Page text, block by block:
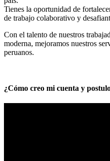
Tienes la oportunidad de
de trabajo colaborativo y
Con el talento de nuestros
moderna, mejoramos nuestros
peruanos.
¿Cómo creo mi cuenta y